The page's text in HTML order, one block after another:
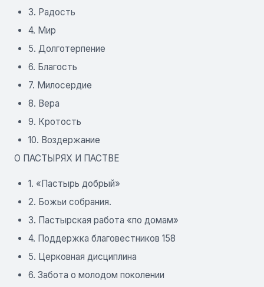
3. Радость
4. Мир
5. Долготерпение
6. Благость
7. Милосердие
8. Вера
9. Кротость
10. Воздержание
О ПАСТЫРЯХ И ПАСТВЕ
1. «Пастырь добрый»
2. Божьи собрания.
3. Пастырская работа «по домам»
4. Поддержка благовестников 158
5. Церковная дисциплина
6. Забота о молодом поколении